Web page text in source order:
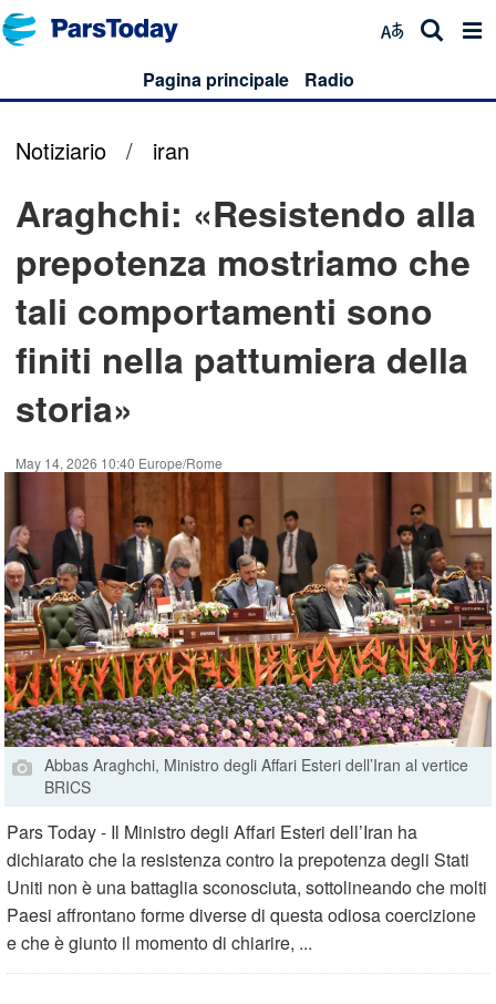
Pagina principale Radio
Notiziario / iran
Araghchi: «Resistendo alla
prepotenza mostriamo che
tali comportamenti sono
finiti nella pattumiera della
storia»
May 14, 2026 10:40 Europe/Rome
Abbas Araghchi, Ministro degli Affari Esteri dell’Iran al vertice
BRICS
Pars Today - Il Ministro degli Affari Esteri dell’Iran ha
dichiarato che la resistenza contro la prepotenza degli Stati
Uniti non è una battaglia sconosciuta, sottolineando che molti
Paesi affrontano forme diverse di questa odiosa coercizione
e che è giunto il momento di chiarire, ...